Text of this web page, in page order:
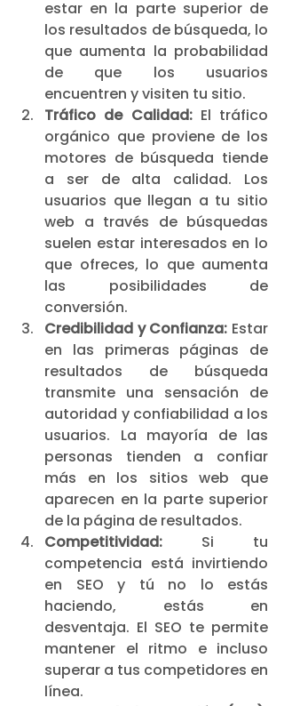
estar en la parte superior de
los resultados de búsqueda, lo
que aumenta la probabilidad
de que los usuarios
encuentren y visiten tu sitio.
Tráfico de Calidad: El tráfico
orgánico que proviene de los
motores de búsqueda tiende
a ser de alta calidad. Los
usuarios que llegan a tu sitio
web a través de búsquedas
suelen estar interesados en lo
que ofreces, lo que aumenta
las posibilidades de
conversión.
Credibilidad y Confianza: Estar
en las primeras páginas de
resultados de búsqueda
transmite una sensación de
autoridad y confiabilidad a los
usuarios. La mayoría de las
personas tienden a confiar
más en los sitios web que
aparecen en la parte superior
de la página de resultados.
Competitividad: Si tu
competencia está invirtiendo
en SEO y tú no lo estás
haciendo, estás en
desventaja. El SEO te permite
mantener el ritmo e incluso
superar a tus competidores en
línea.